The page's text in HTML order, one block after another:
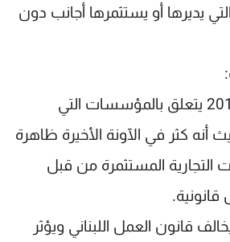
يديرها أو يستثمرها أجانب دون
"تعميم رقم 1/ب/2019 يتعلق بالمؤسسات التي
أنه كثر في الآونة الأخيرة ظاهرة
التجارية المستثمرة من قبل
قانون العمل اللبناني ويؤثر
سياسة الخصوصية